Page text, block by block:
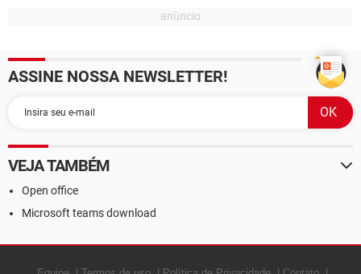
ASSINE NOSSA NEWSLETTER!
VEJA TAMBÉM
Open office
Microsoft teams download